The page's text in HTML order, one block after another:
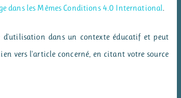
dans les Mêmes Conditions 4.0 International
d'utilisation dans un contexte éducatif et peut
vers l'article concerné, en citant votre source